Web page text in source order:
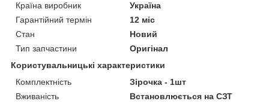
Країна виробник
Україна
Гарантійний термін
12 міс
Стан
Новий
Тип запчастини
Оригінал
Користувальницькі характеристики
Комплектність
Зірочка - 1шт
Вживаність
Встановлюється на СЗТ